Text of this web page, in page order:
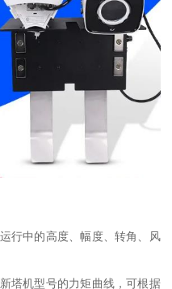
行中的高度、幅度、转角、风
塔机型号的力矩曲线，可根据